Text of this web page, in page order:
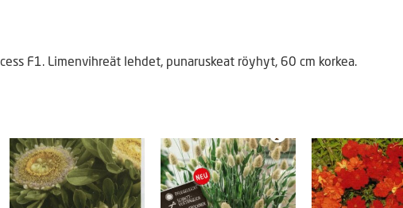
F1. Limenvihreät lehdet, punaruskeat röyhyt, 60 cm korkea.